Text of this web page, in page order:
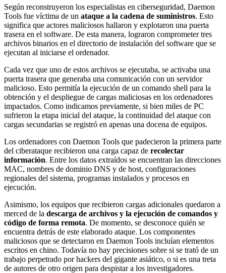
Según reconstruyeron los especialistas en ciberseguridad, Daemon
Tools fue víctima de un ataque a la cadena de suministros. Esto
significa que actores maliciosos hallaron y explotaron una puerta
trasera en el software. De esta manera, lograron comprometer tres
archivos binarios en el directorio de instalación del software que se
ejecutan al iniciarse el ordenador.
Cada vez que uno de estos archivos se ejecutaba, se activaba una
puerta trasera que generaba una comunicación con un servidor
malicioso. Esto permitía la ejecución de un comando shell para la
obtención y el despliegue de cargas maliciosas en los ordenadores
impactados. Como indicamos previamente, si bien miles de PC
sufrieron la etapa inicial del ataque, la continuidad del ataque con
cargas secundarias se registró en apenas una docena de equipos.
Los ordenadores con Daemon Tools que padecieron la primera parte
del ciberataque recibieron una carga capaz de recolectar
información. Entre los datos extraídos se encuentran las direcciones
MAC, nombres de dominio DNS y de host, configuraciones
regionales del sistema, programas instalados y procesos en
ejecución.
Asimismo, los equipos que recibieron cargas adicionales quedaron a
merced de la descarga de archivos y la ejecución de comandos y
código de forma remota. De momento, se desconoce quién se
encuentra detrás de este elaborado ataque. Los componentes
maliciosos que se detectaron en Daemon Tools incluían elementos
escritos en chino. Todavía no hay precisiones sobre si se trató de un
trabajo perpetrado por hackers del gigante asiático, o si es una treta
de autores de otro origen para despistar a los investigadores.